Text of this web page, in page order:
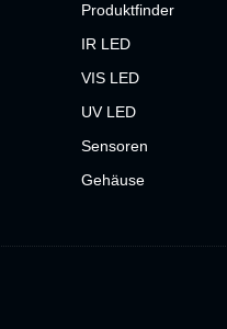
Produktfinder
IR LED
VIS LED
UV LED
Sensoren
Gehäuse